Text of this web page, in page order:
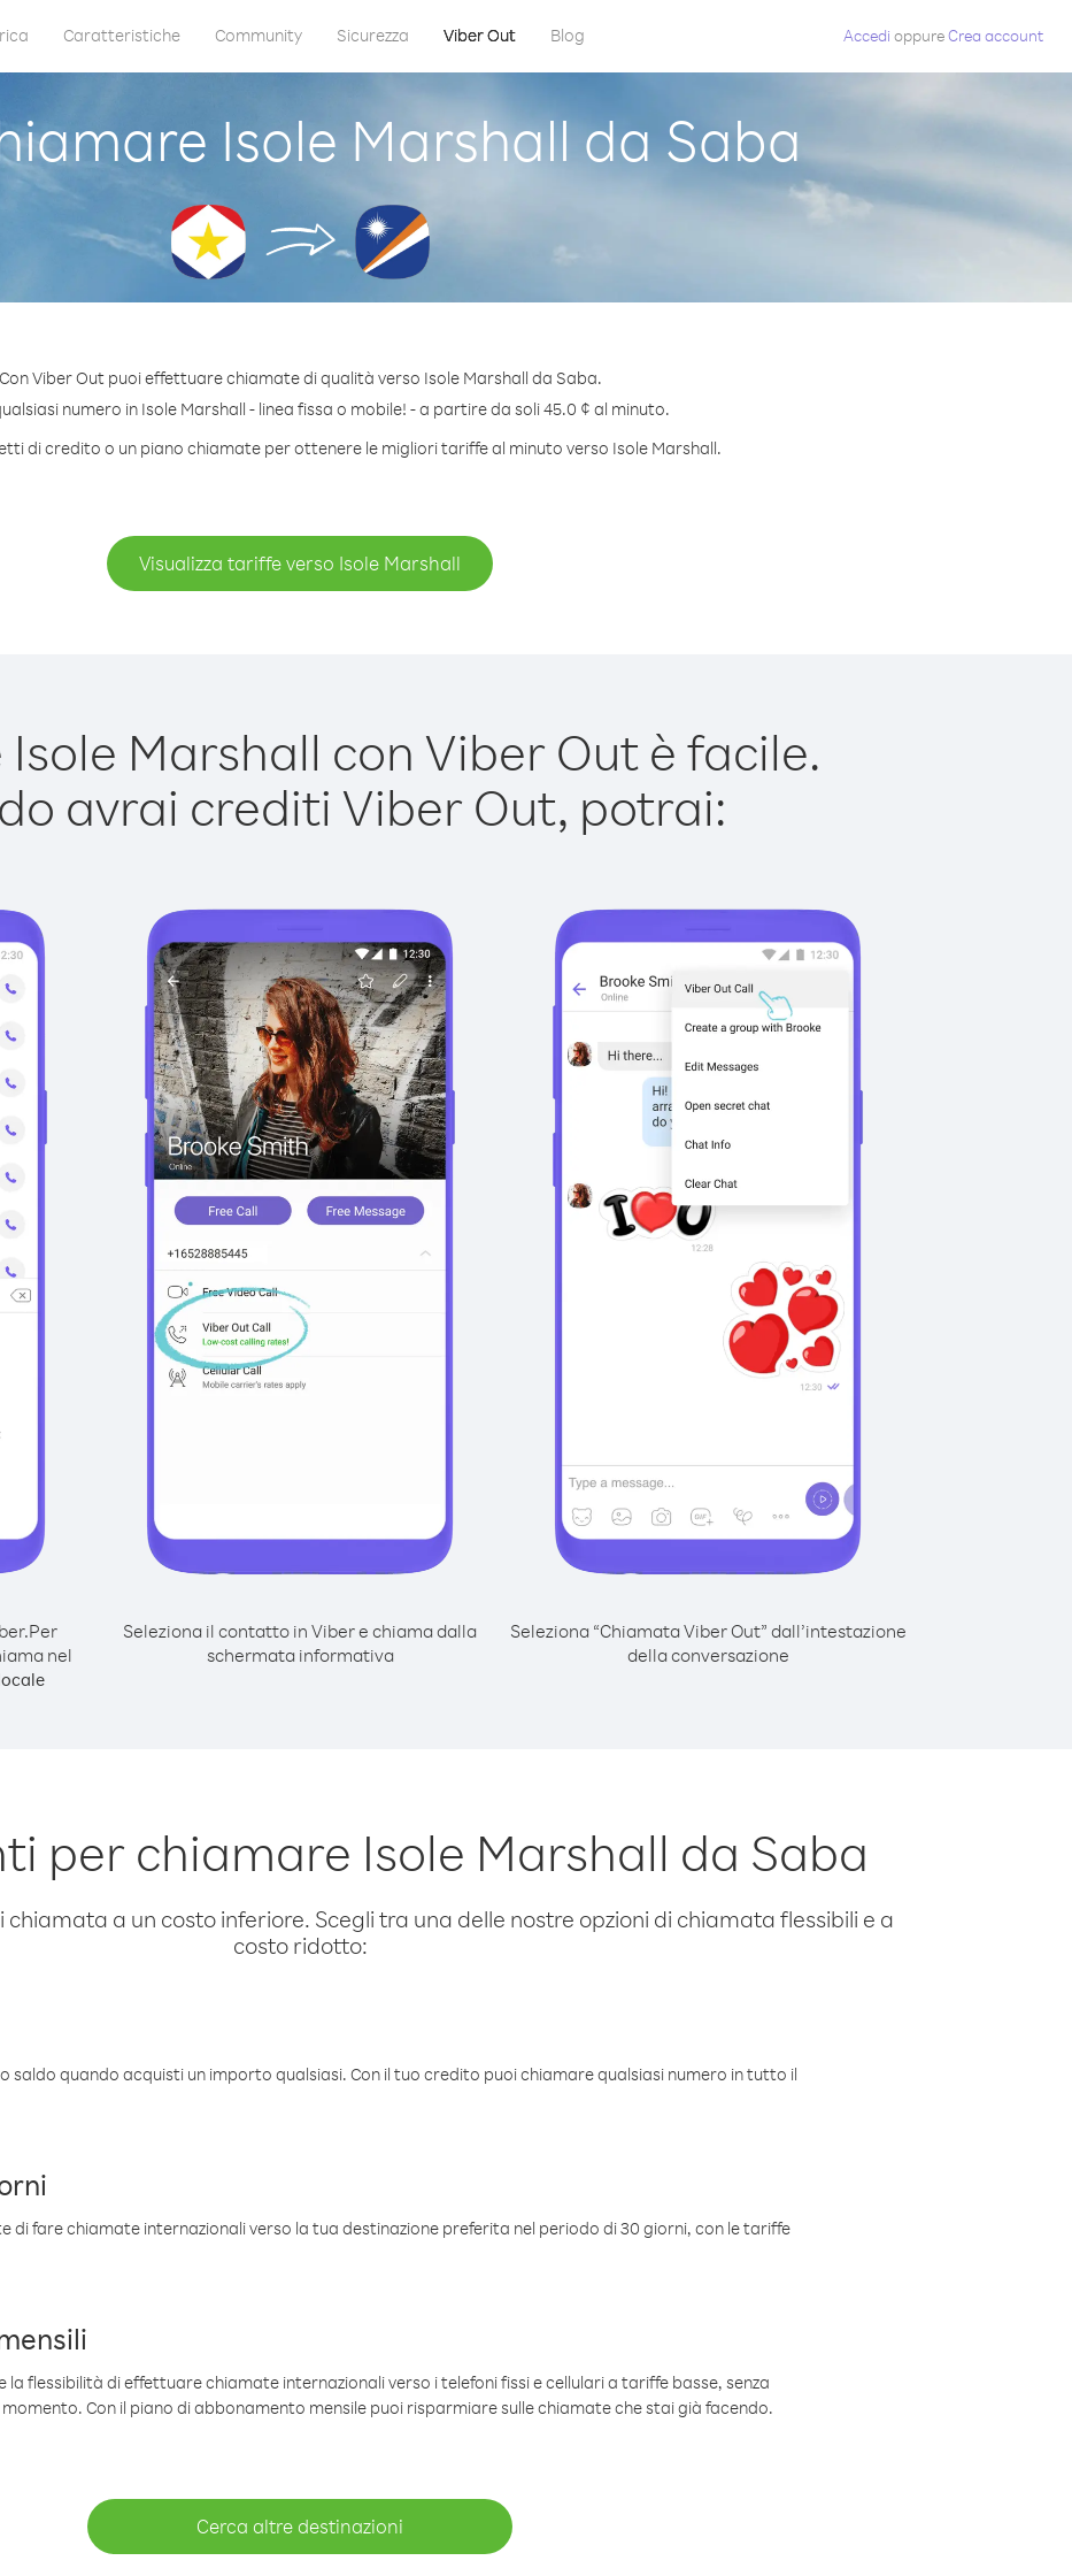
Caratteristiche Community Sicurezza Viber Out Blog Accedi oppureCrea account
Isole Marshall da Saba
Con Viber Out puoi effettuare chiamate di qualità verso Isole Marshall da Saba.
numero in Isole Marshall - linea fissa o mobile! - a partire da soli 45.0 ¢ al minuto.
di credito o un piano chiamate per ottenere le migliori tariffe al minuto verso Isole Marshall.
Visualizza tariffe verso Isole Marshall
Marshall con Viber Out è facile.
avrai crediti Viber Out, potrai:
Per
nel
Seleziona il contatto in Viber e chiama dalla
schermata informativa
Seleziona “Chiamata Viber Out” dall’intestazione
della conversazione
per chiamare Isole Marshall da Saba
a un costo inferiore. Scegli tra una delle nostre opzioni di chiamata flessibili e a
costo ridotto:
saldo quando acquisti un importo qualsiasi. Con il tuo credito puoi chiamare qualsiasi numero in tutto il
di fare chiamate internazionali verso la tua destinazione preferita nel periodo di 30 giorni, con le tariffe
flessibilità di effettuare chiamate internazionali verso i telefoni fissi e cellulari a tariffe basse, senza
Con il piano di abbonamento mensile puoi risparmiare sulle chiamate che stai già facendo.
Cerca altre destinazioni